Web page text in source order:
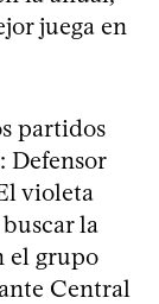
juega en
partidos
Defensor
violeta
la
el grupo
Central